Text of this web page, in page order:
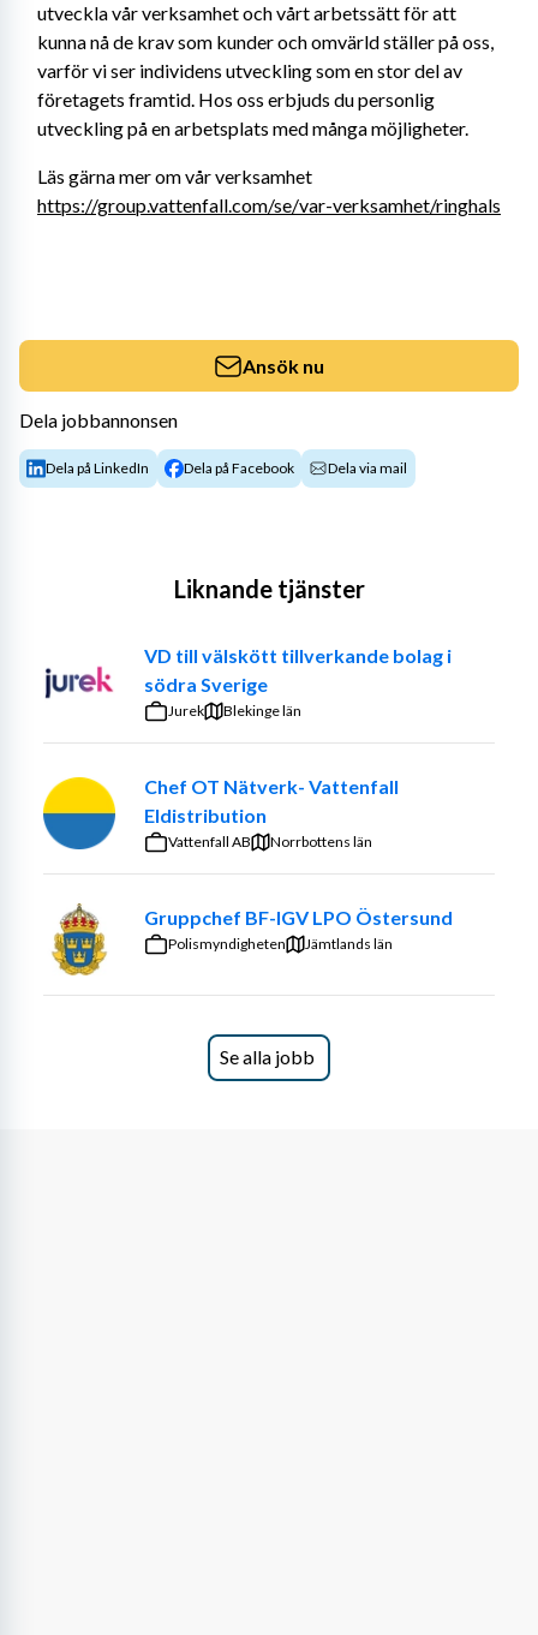
utveckla vår verksamhet och vårt arbetssätt för att
kunna nå de krav som kunder och omvärld ställer på oss,
varför vi ser individens utveckling som en stor del av
företagets framtid. Hos oss erbjuds du personlig
utveckling på en arbetsplats med många möjligheter.
https://group.vattenfall.com/se/var-verksamhet/ringhals
Ansök nu
Dela jobbannonsen
Dela på LinkedIn Dela på Facebook Dela via mail
Liknande tjänster
VD till välskött tillverkande bolag i
södra Sverige
Jurek Blekinge län
Chef OT Nätverk- Vattenfall
Eldistribution
Vattenfall AB Norrbottens län
Gruppchef BF-IGV LPO Östersund
Polismyndigheten Jämtlands län
Se alla jobb